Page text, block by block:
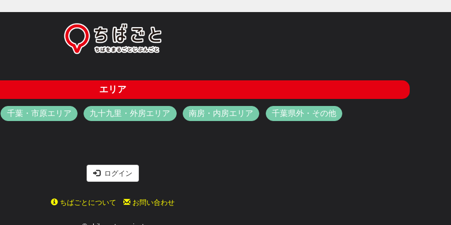
エリア
千葉・市原エリア 九十九里・外房エリア 南房・内房エリア 千葉県外・その他
ログイン
ちばごとについて お問い合わせ